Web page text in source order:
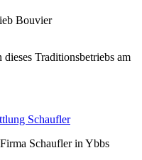
Bouvier
Traditionsbetriebs am
Schaufler in Ybbs